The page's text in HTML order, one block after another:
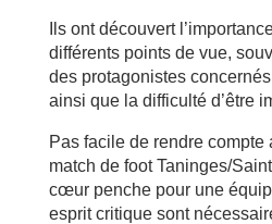
Ils ont découvert
différents points de vue,
des protagonistes
ainsi que la difficulté d’être
Pas facile de rendre compte
match de foot Taninges/
cœur penche pour une
esprit critique sont